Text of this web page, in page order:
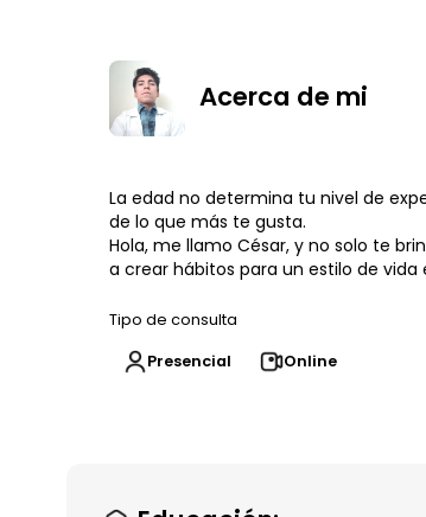
Acerca de mi
La edad no determina tu nivel de
de lo que más te gusta.
Hola, me llamo César, y no solo te
a crear hábitos para un estilo de vida
Tipo de consulta
Presencial Online